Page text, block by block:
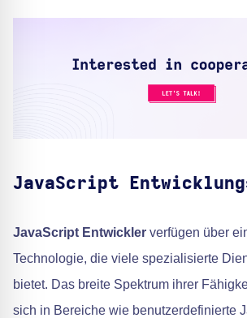
JavaScript
JavaScript Entwickler verfügen über
Technologie, die viele spezialisierte
bietet. Das breite Spektrum ihrer
sich in Bereiche wie benutzerdefinierte